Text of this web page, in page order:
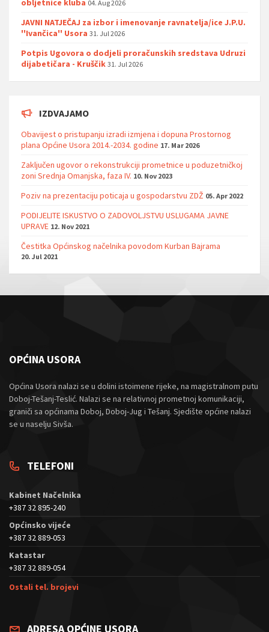
obljetnice kluba 04. Aug 2026
JAVNI NATJEČAJ za izbor i imenovanje ravnatelja/ice J.P.U.
''Ivančica'' Usora 31. Jul 2026
Potpis Ugovora o dodjeli proračunskih sredstava Udruzi
dijabetičara - Kruščik 31. Jul 2026
IZDVAJAMO
Obavijest o pristupanju izradi izmjena i dopuna Prostornog
plana Općine Usora 2014.-2034. godine 17. Mar 2026
Zaključen ugovor o rekonstrukciji prometnice u poduzetničkoj
zoni Srednja Omanjska, faza IV. 10. Nov 2023
Poziv na prezentaciju poticaja u gospodarstvu ZDŽ 05. Apr 2022
PODIJELITE ISKUSTVO O ZADOVOLJSTVU USLUGAMA JAVNE
UPRAVE 12. Nov 2021
Čestitka Općinskog načelnika povodom Kurban Bajrama
20. Jul 2021
OPĆINA USORA
Općina Usora nalazi se u dolini istoimene rijeke, na magistralnom putu
Doboj-Tešanj-Teslić. Nalazi se na relativnoj prometnoj komunikaciji,
graniči sa općinama Doboj, Doboj-Jug i Tešanj. Sjedište općine nalazi
se u naselju Sivša.
TELEFONI
Kabinet Načelnika
+387 32 895-240
Općinsko vijeće
+387 32 889-053
Katastar
+387 32 889-054
Ostali tel. brojevi
ADRESA OPĆINE USORA